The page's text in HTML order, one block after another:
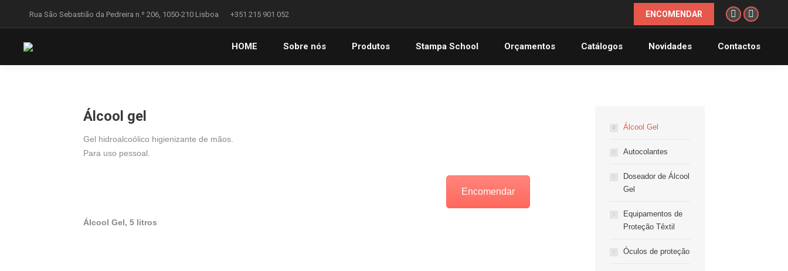
Rua São Sebastião da Pedreira n.º 206, 1050-210 Lisboa +351 215 901 052 ENCOMENDAR
Instagram
opens
in
Facebook
opens
in
HOME Sobre nós Produtos Stampa School Orçamentos Catálogos Novidades Contactos
Álcool gel
Gel hidroalcoólico higienizante de mãos.
Para uso pessoal.
Álcool Gel, 5 litros
Encomendar
Álcool Gel
Autocolantes
Doseador de Álcool
Gel
Equipamentos de
Proteção Têxtil
Óculos de proteção